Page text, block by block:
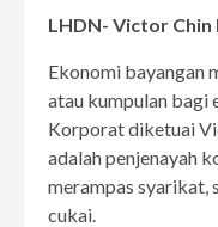
LHDN- Victor Chin
Ekonomi bayangan
atau kumpulan bagi
Korporat diketuai
adalah penjenayah
merampas syarikat,
cukai.